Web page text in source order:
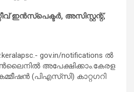
ഇന്‍സ്‌പെക്ടര്‍, അസിസ്റ്റന്റ്,
gov.in/notifications ല്‍
അപേക്ഷിക്കാം.കേരള
(പിഎസ്‌സി) കാറ്റഗറി